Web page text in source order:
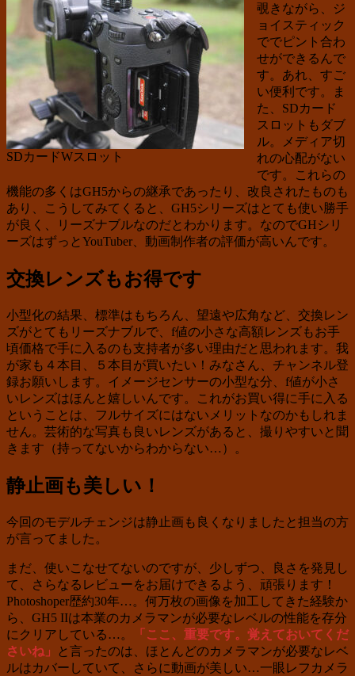
SDカードWスロット
覗きながら、ジ
ョイスティック
ででピント合わ
せができるんで
す。あれ、すご
い便利です。ま
た、SDカード
スロットもダブ
ル。メディア切
れの心配がない
です。これらの
機能の多くはGH5からの継承であったり、改良されたものも
あり、こうしてみてくると、GH5シリーズはとても使い勝手
が良く、リーズナブルなのだとわかります。なのでGHシリ
ーズはずっとYouTuber、動画制作者の評価が高いんです。
交換レンズもお得です
小型化の結果、標準はもちろん、望遠や広角など、交換レン
ズがとてもリーズナブルで、f値の小さな高額レンズもお手
頃価格で手に入るのも支持者が多い理由だと思われます。我
が家も４本目、５本目が買いたい！みなさん、チャンネル登
録お願いします。イメージセンサーの小型な分、f値が小さ
いレンズはほんと嬉しいんです。これがお買い得に手に入る
ということは、フルサイズにはないメリットなのかもしれま
せん。芸術的な写真も良いレンズがあると、撮りやすいと聞
きます（持ってないからわからない…）。
静止画も美しい！
今回のモデルチェンジは静止画も良くなりましたと担当の方
が言ってました。
まだ、使いこなせてないのですが、少しずつ、良さを発見し
て、さらなるレビューをお届けできるよう、頑張ります！
Photoshoper歴約30年…。何万枚の画像を加工してきた経験か
ら、GH5 IIは本業のカメラマンが必要なレベルの性能を存分
にクリアしている…。
「ここ、重要です。覚えておいてくだ
さいね」
と言ったのは、ほとんどのカメラマンが必要なレベ
ルはカバーしていて、さらに動画が美しい…一眼レフカメラ